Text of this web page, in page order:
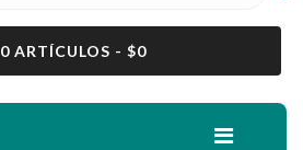
0 ARTÍCULOS - $0